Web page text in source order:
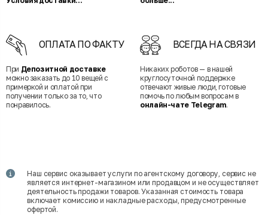
ОПЛАТА ПО ФАКТУ
При Депозитной доставке
можно заказать до 10 вещей с
примеркой и оплатой при
получении только за то, что
понравилось.
ВСЕГДА НА СВЯЗИ
Никаких роботов — в нашей
круглосуточной поддержке
отвечают живые люди, готовые
помочь по любым вопросам в
онлайн-чате Telegram.
Наш сервис оказывает услуги по агентскому договору, сервис не
является интернет-магазином или продавцом и не осуществляет
деятельность продажи товаров. Указанная стоимость товара
включает комиссию и накладные расходы, предусмотренные
офертой.